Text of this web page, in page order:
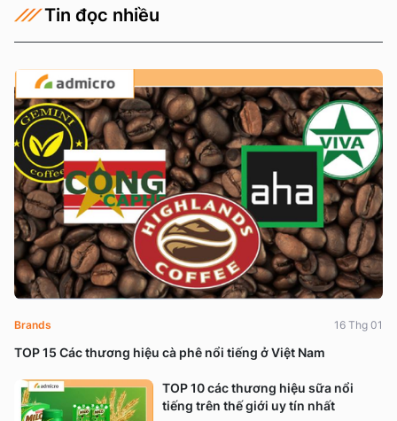
Tin đọc nhiều
TOP 15 Các thương hiệu cà phê nổi tiếng ở Việt Nam
Brands 16 Thg 01
TOP 10 các thương hiệu sữa nổi
tiếng trên thế giới uy tín nhất